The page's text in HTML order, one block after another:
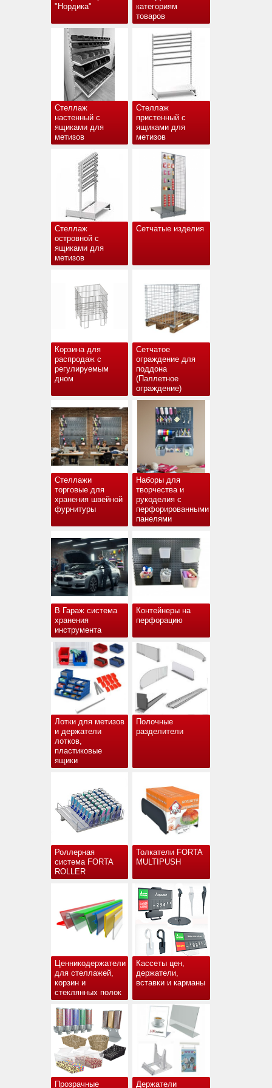
"Нордика"
категориям
товаров
Стеллаж
настенный с
ящиками для
метизов
Стеллаж
пристенный с
ящиками для
метизов
Стеллаж
островной с
ящиками для
метизов
Сетчатые изделия
Корзина для
распродаж с
регулируемым
дном
Сетчатое
ограждение для
поддона
(Паллетное
ограждение)
Стеллажи
торговые для
хранения швейной
фурнитуры
Наборы для
творчества и
рукоделия с
перфорированными
панелями
В Гараж система
хранения
инструмента
Контейнеры на
перфорацию
Лотки для метизов
и держатели
лотков,
пластиковые
ящики
Полочные
разделители
Роллерная
система FORTA
ROLLER
Толкатели FORTA
MULTIPUSH
Ценникодержатели
для стеллажей,
корзин и
стеклянных полок
Кассеты цен,
держатели,
вставки и карманы
Прозрачные Держатели